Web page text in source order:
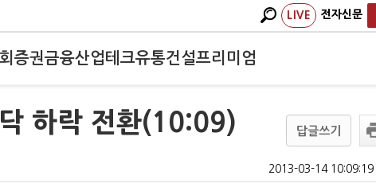
LIVE 전자신문
증권금융산업테크유통건설프리미엄
하락 전환(10:09) 답글쓰기
2013-03-14 10:09:19